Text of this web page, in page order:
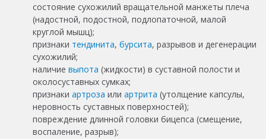
состояние сухожилий вращательной манжеты плеча
(надостной, подостной, подлопаточной, малой
круглой мышц);
признаки тендинита, бурсита, разрывов и дегенерации
сухожилий;
наличие выпота (жидкости) в суставной полости и
околосуставных сумках;
признаки артроза или артрита (утолщение капсулы,
неровность суставных поверхностей);
повреждение длинной головки бицепса (смещение,
воспаление, разрыв);